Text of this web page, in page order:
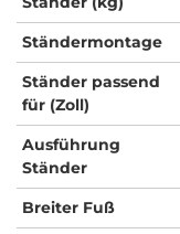
Ständermontage
Ständer passend
für (Zoll)
Ausführung
Ständer
Breiter Fuß